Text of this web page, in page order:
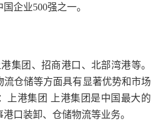
企业500强之一。
集团、招商港口、北部湾港等。
仓储等方面具有显著优势和市场
上港集团 上港集团是中国最大的
口装卸、仓储物流等业务。